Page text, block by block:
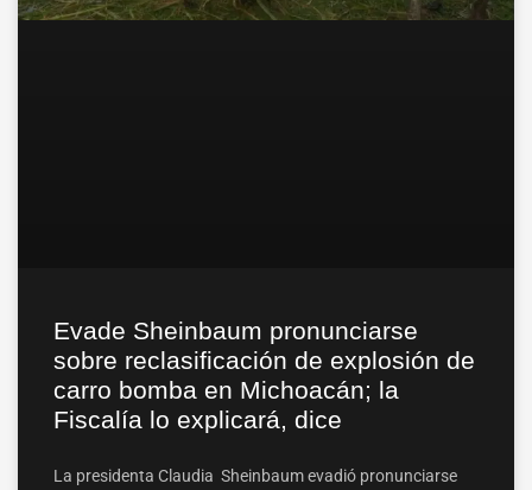
Evade Sheinbaum pronunciarse
sobre reclasificación de explosión de
carro bomba en Michoacán; la
Fiscalía lo explicará, dice
La presidenta Claudia Sheinbaum evadió pronunciarse